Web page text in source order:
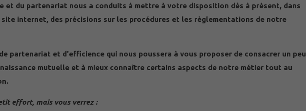
et du partenariat nous a conduits à mettre à votre disposition dès à présent, dans
internet, des précisions sur les procédures et les règlementations de notre
partenariat et d'efficience qui nous poussera à vous proposer de consacrer un peu
mutuelle et à mieux connaître certains aspects de notre métier tout au
effort, mais vous verrez :